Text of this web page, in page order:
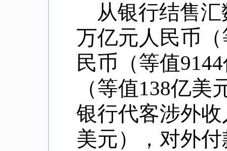
从银行结售
万亿元人民币
民币（等值
（等值138亿
银行代客涉外
美元），对外